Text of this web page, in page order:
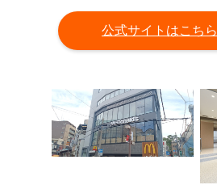
公式サイトはこちら